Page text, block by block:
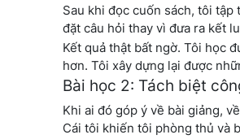
Sau khi đọc cuốn sách, tôi
đặt câu hỏi thay vì đưa ra kết
Kết quả thật bất ngờ. Tôi học
hơn. Tôi xây dựng lại được
Bài học 2: Tách biệt
Khi ai đó góp ý về bài giảng,
Cái tôi khiến tôi phòng thủ và